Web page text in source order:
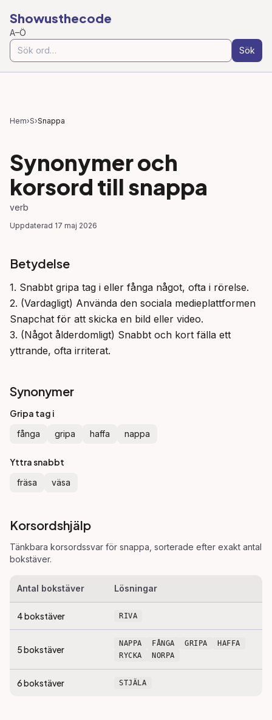
Showusthecode
A–Ö
Sök
Hem›S›Snappa
Synonymer och
korsord till snappa
verb
Uppdaterad 17 maj 2026
Betydelse
1. Snabbt gripa tag i eller fånga något, ofta i rörelse.
2. (Vardagligt) Använda den sociala medieplattformen
Snapchat för att skicka en bild eller video.
3. (Något ålderdomligt) Snabbt och kort fälla ett
yttrande, ofta irriterat.
Synonymer
Gripa tag i
fånga gripa haffa nappa
Yttra snabbt
fräsa väsa
Korsordshjälp
Tänkbara korsordssvar för snappa , sorterade efter exakt antal
bokstäver.
Antal bokstäver Lösningar
4bokstäver RIVA
5bokstäver
NAPPA FÅNGA GRIPA
HAFFA
RYCKA
NORPA
6bokstäver STJÄLA